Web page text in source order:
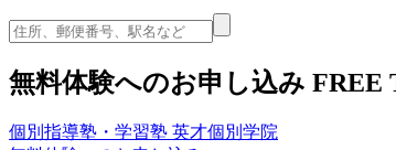
無料体験へのお申し込み FREE
個別指導塾・学習塾 英才個別学院